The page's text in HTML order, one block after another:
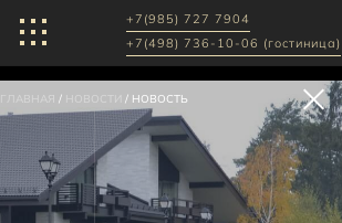
+7(985) 727 7904
+7(498) 736-10-06 (гостиница)
ГЛАВНАЯ / НОВОСТИ / НОВОСТЬ